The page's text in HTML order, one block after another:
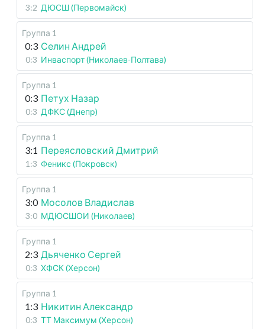
3:2 ДЮСШ (Первомайск)
Группа 1
0:3 Селин Андрей
0:3 Инваспорт (Николаев-Полтава)
Группа 1
0:3 Петух Назар
0:3 ДФКС (Днепр)
Группа 1
3:1 Переясловский Дмитрий
1:3 Феникс (Покровск)
Группа 1
3:0 Мосолов Владислав
3:0 МДЮСШОИ (Николаев)
Группа 1
2:3 Дьяченко Сергей
0:3 ХФСК (Херсон)
Группа 1
1:3 Никитин Александр
0:3 ТТ Максимум (Херсон)